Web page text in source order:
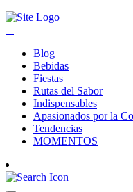
Blog
Bebidas
Fiestas
Rutas del Sabor
Indispensables
Apasionados por la
Tendencias
MOMENTOS